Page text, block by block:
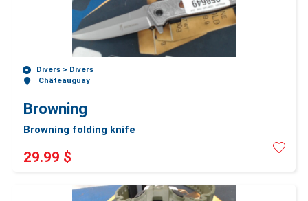
Divers > Divers
Châteauguay
Browning
Browning folding knife
29.99 $